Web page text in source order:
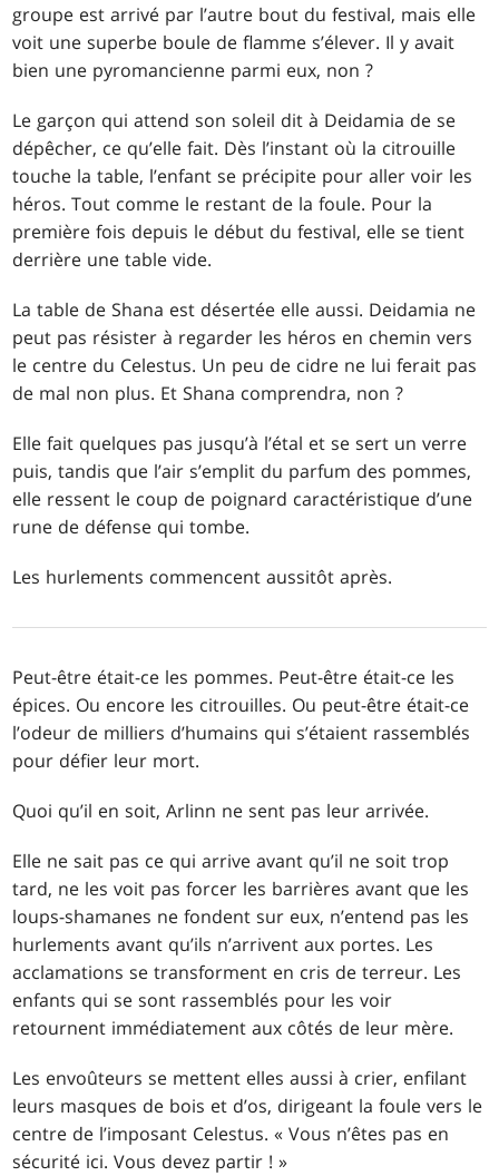
groupe est arrivé par l’autre bout du festival, mais elle
voit une superbe boule de flamme s’élever. Il y avait
bien une pyromancienne parmi eux, non ?
Le garçon qui attend son soleil dit à Deidamia de se
dépêcher, ce qu’elle fait. Dès l’instant où la citrouille
touche la table, l’enfant se précipite pour aller voir les
héros. Tout comme le restant de la foule. Pour la
première fois depuis le début du festival, elle se tient
derrière une table vide.
La table de Shana est désertée elle aussi. Deidamia ne
peut pas résister à regarder les héros en chemin vers
le centre du Celestus. Un peu de cidre ne lui ferait pas
de mal non plus. Et Shana comprendra, non ?
Elle fait quelques pas jusqu’à l’étal et se sert un verre
puis, tandis que l’air s’emplit du parfum des pommes,
elle ressent le coup de poignard caractéristique d’une
rune de défense qui tombe.
Les hurlements commencent aussitôt après.
Peut-être était-ce les pommes. Peut-être était-ce les
épices. Ou encore les citrouilles. Ou peut-être était-ce
l’odeur de milliers d’humains qui s’étaient rassemblés
pour défier leur mort.
Quoi qu’il en soit, Arlinn ne sent pas leur arrivée.
Elle ne sait pas ce qui arrive avant qu’il ne soit trop
tard, ne les voit pas forcer les barrières avant que les
loups-shamanes ne fondent sur eux, n’entend pas les
hurlements avant qu’ils n’arrivent aux portes. Les
acclamations se transforment en cris de terreur. Les
enfants qui se sont rassemblés pour les voir
retournent immédiatement aux côtés de leur mère.
Les envoûteurs se mettent elles aussi à crier, enfilant
leurs masques de bois et d’os, dirigeant la foule vers le
centre de l’imposant Celestus. « Vous n’êtes pas en
sécurité ici. Vous devez partir ! »